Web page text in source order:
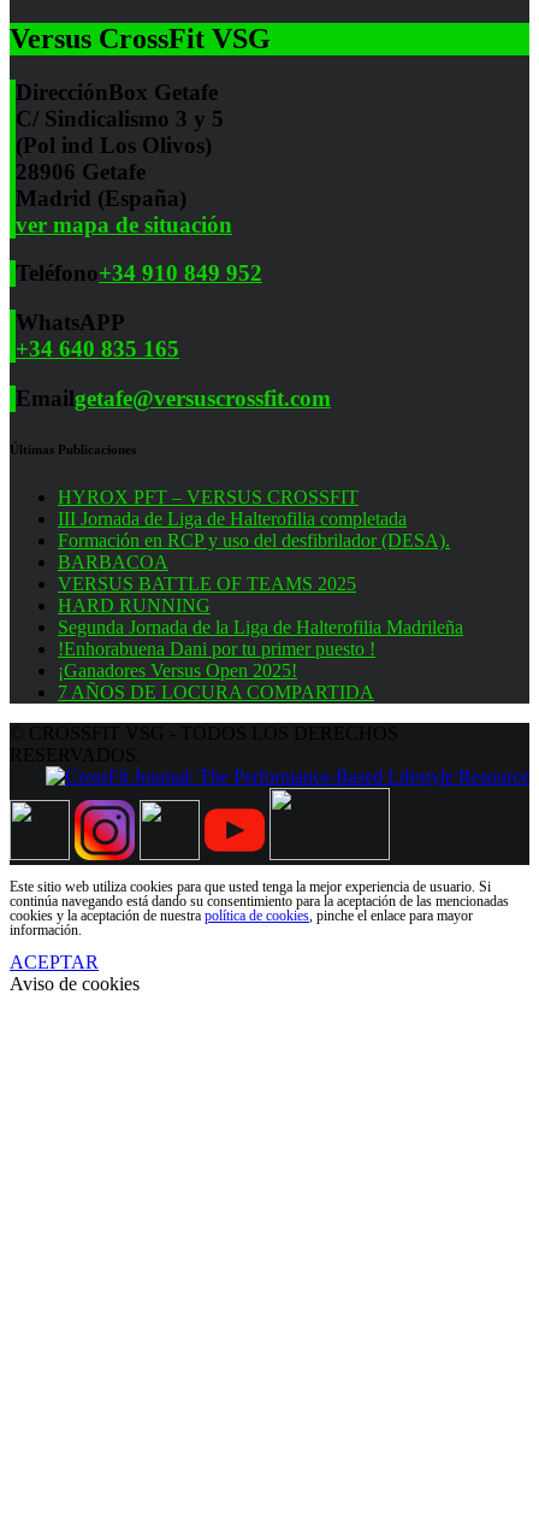
Versus CrossFit VSG
DirecciónBox Getafe
C/ Sindicalismo 3 y 5
(Pol ind Los Olivos)
28906 Getafe
Madrid (España)
ver mapa de situación
Teléfono+34 910 849 952
WhatsAPP
+34 640 835 165
Emailgetafe@versuscrossfit.com
Últimas Publicaciones
HYROX PFT – VERSUS CROSSFIT
III Jornada de Liga de Halterofilia completada
Formación en RCP y uso del desfibrilador (DESA).
BARBACOA
VERSUS BATTLE OF TEAMS 2025
HARD RUNNING
Segunda Jornada de la Liga de Halterofilia Madrileña
!Enhorabuena Dani por tu primer puesto !
¡Ganadores Versus Open 2025!
7 AÑOS DE LOCURA COMPARTIDA
Este sitio web utiliza cookies para que usted tenga la mejor experiencia de usuario. Si
continúa navegando está dando su consentimiento para la aceptación de las mencionadas
cookies y la aceptación de nuestra política de cookies , pinche el enlace para mayor
información.
ACEPTAR
Aviso de cookies